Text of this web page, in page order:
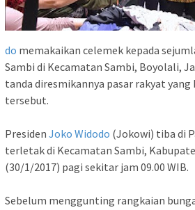
do memakaikan celemek kepada
Sambi di Kecamatan Sambi, Boyolali,
tanda diresmikannya pasar rakyat yang
tersebut.
Presiden Joko Widodo (Jokowi) tiba di
terletak di Kecamatan Sambi,
(30/1/2017) pagi sekitar jam 09.00 WIB.
Sebelum menggunting rangkaian